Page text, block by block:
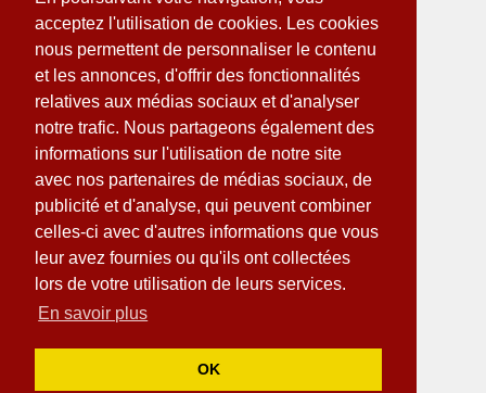
acceptez l'utilisation de cookies. Les cookies
nous permettent de personnaliser le contenu
et les annonces, d'offrir des fonctionnalités
relatives aux médias sociaux et d'analyser
notre trafic. Nous partageons également des
informations sur l'utilisation de notre site
avec nos partenaires de médias sociaux, de
publicité et d'analyse, qui peuvent combiner
celles-ci avec d'autres informations que vous
leur avez fournies ou qu'ils ont collectées
lors de votre utilisation de leurs services.
En savoir plus
OK